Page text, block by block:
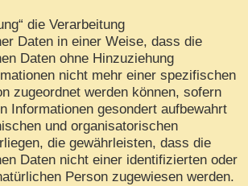
die Verarbeitung
Daten in einer Weise, dass die
Daten ohne Hinzuziehung
nicht mehr einer spezifischen
zugeordnet werden können, sofern
Informationen gesondert aufbewahrt
und organisatorischen
die gewährleisten, dass die
Daten nicht einer identifizierten oder
Person zugewiesen werden.